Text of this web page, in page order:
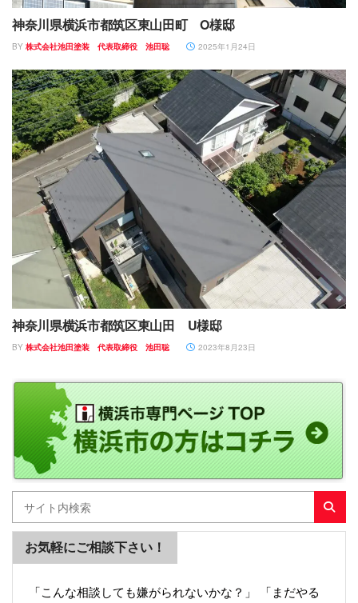
神奈川県横浜市都筑区東山田町 O様邸
BY 株式会社池田塗装 代表取締役 池田聡 2025年1月24日
神奈川県横浜市都筑区東山田 U様邸
BY 株式会社池田塗装 代表取締役 池田聡 2023年8月23日
お気軽にご相談下さい！
「こんな相談しても嫌がられないかな？」 「まだやる